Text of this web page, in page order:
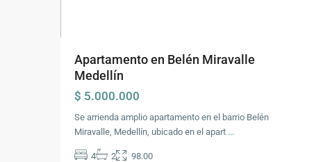
Apartamento en Belén Miravalle
Medellín
$ 5.000.000
Se arrienda amplio apartamento en el barrio Belén
Miravalle, Medellín, ubicado en el apart ...
4 2 98.00